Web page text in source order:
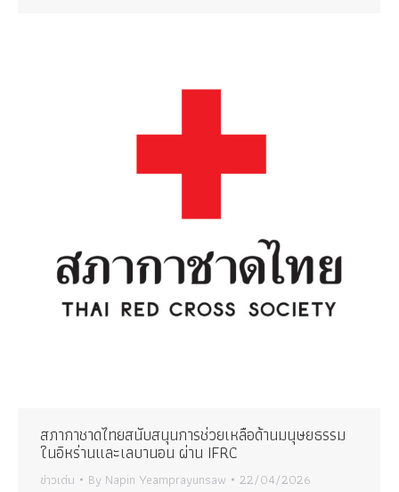
สภากาชาดไทยสนับสนุนการช่วยเหลือด้านมนุษยธรรม
ในอิหร่านและเลบานอน ผ่าน IFRC
ข่าวเด่น By Napin Yeamprayunsaw 22/04/2026